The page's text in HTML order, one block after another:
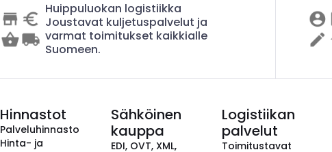
Huippuluokan logistiikka
Joustavat kuljetuspalvelut ja
varmat toimitukset kaikkialle
Suomeen.
Hinnastot
Palveluhinnasto
Hinta- ja
Sähköinen
kauppa
EDI, OVT, XML,
Logistiikan
palvelut
Toimitustavat